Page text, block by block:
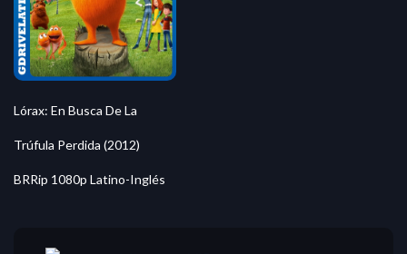
Lórax: En Busca De La
Trúfula Perdida (2012)
BRRip 1080p Latino-Inglés